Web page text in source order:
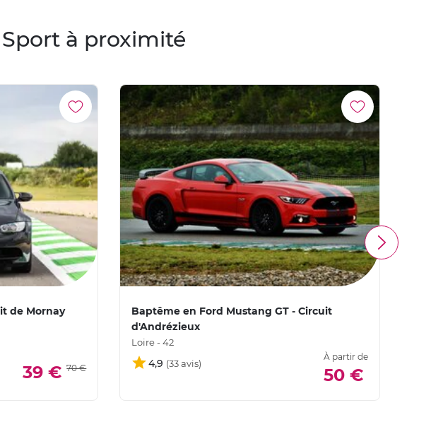
à proximité
de Mornay
39 € 70 €
Baptême en Ford Mustang GT - Circuit
d'Andrézieux
Loire - 42
4,9
À partir de
50 €